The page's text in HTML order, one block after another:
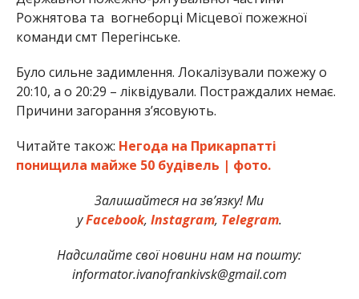
Рожнятова та вогнеборці Місцевої пожежної
команди смт Перегінське.
Було сильне задимлення. Локалізували пожежу о
20:10, а о 20:29 – ліквідували. Постраждалих немає.
Причини загорання з’ясовують.
Читайте також: Негода на Прикарпатті
понищила майже 50 будівель | фото.
Залишайтеся на зв’язку! Ми
уFacebook, Instagram, Telegram.
Надсилайте свої новини нам на пошту:
informator.ivanofrankivsk@gmail.com